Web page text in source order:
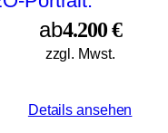
ab4.200 €
zzgl. Mwst.
Details ansehen